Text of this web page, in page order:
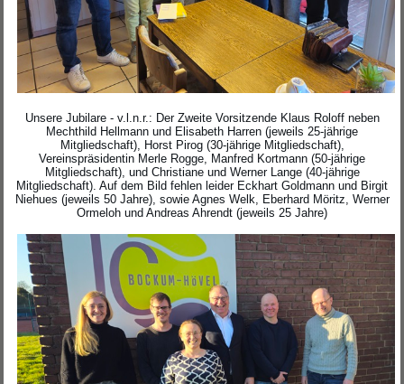
Unsere Jubilare - v.l.n.r.: Der Zweite Vorsitzende Klaus Roloff neben
Mechthild Hellmann und Elisabeth Harren (jeweils 25-jährige
Mitgliedschaft), Horst Pirog (30-jährige Mitgliedschaft),
Vereinspräsidentin Merle Rogge, Manfred Kortmann (50-jährige
Mitgliedschaft), und Christiane und Werner Lange (40-jährige
Mitgliedschaft). Auf dem Bild fehlen leider Eckhart Goldmann und Birgit
Niehues (jeweils 50 Jahre), sowie Agnes Welk, Eberhard Möritz, Werner
Ormeloh und Andreas Ahrendt (jeweils 25 Jahre)